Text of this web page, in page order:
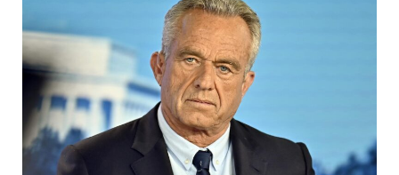
ン
プ
統
領
ー
ト・
F・
ケ
ネ